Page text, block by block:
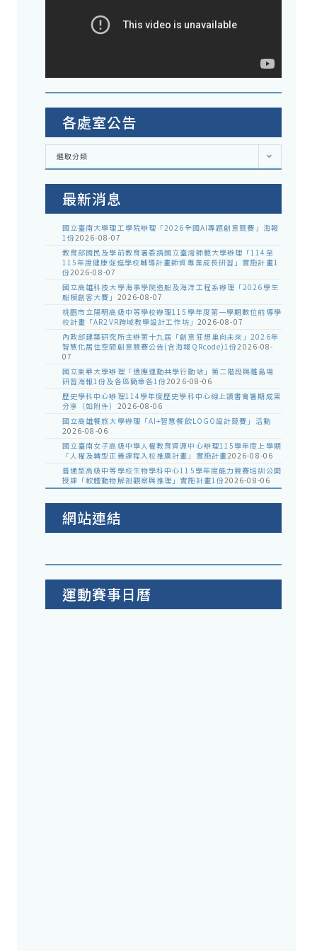
各處室公告
各
室
選取分類
最新消息
國立臺南大學理工學院辦理「2026全國AI專題創意競賽」海報
1份2026-08-07
教育部國民及學前教育署委請國立臺灣師範大學辦理「114至
115年度健康促進學校輔導計畫師資專業成長研習」實施計畫1
份2026-08-07
國立高雄科技大學海事學院造船及海洋工程系辦理「2026學生
船模創客大賽」 2026-08-07
桃園市立陽明高級中等學校辦理115學年度第一學期數位前導學
校計畫「AR2VR跨域教學設計工作坊」 2026-08-07
內政部建築研究所主辦第十九屆「創意狂想巢向未來」2026年
智慧化居住空間創意競賽公告(含海報QRcode)1份2026-08-
07
國立東華大學辦理「適應運動共學行動站」第二階段與離島場
研習海報1份及各區簡章各1份2026-08-06
歷史學科中心辦理114學年度歷史學科中心線上讀書會暑期成果
分享（如附件） 2026-08-06
國立高雄餐旅大學辦理「AI+智慧餐飲LOGO設計競賽」活動
2026-08-06
國立臺南女子高級中學人權教育資源中心辦理115學年度上學期
「人權及轉型正義課程入校推廣計畫」實施計畫2026-08-06
普通型高級中等學校生物學科中心115學年度能力競賽培訓公開
授課「軟體動物解剖觀察與推理」實施計畫1份2026-08-06
網站連結
運動賽事日曆